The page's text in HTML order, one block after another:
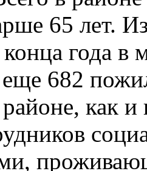
65 лет.
года в
682
как и